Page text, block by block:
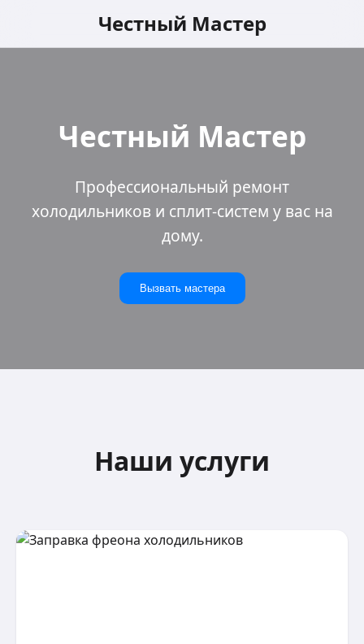
Честный Мастер
Честный Мастер
Профессиональный ремонт
холодильников и сплит-систем у вас на
дому.
Вызвать мастера
Наши услуги